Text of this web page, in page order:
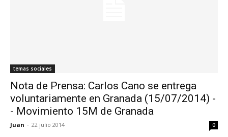
temas sociales
Nota de Prensa: Carlos Cano se entrega
voluntariamente en Granada (15/07/2014) -
- Movimiento 15M de Granada
Juan - 22 julio 2014 0